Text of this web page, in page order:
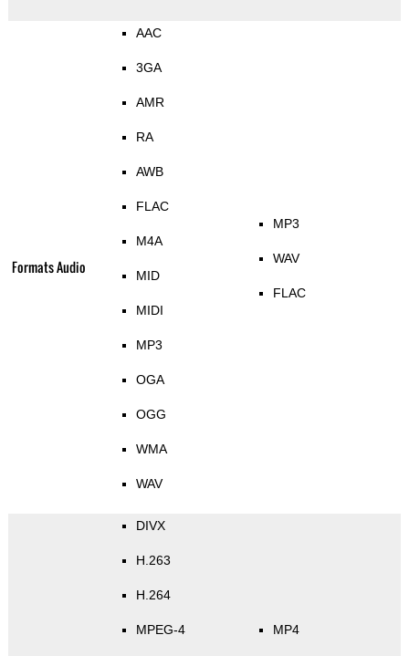
Formats Audio
AAC
3GA
AMR
RA
AWB
FLAC
M4A
MID
MIDI
MP3
OGA
OGG
WMA
WAV
MP3
WAV
FLAC
DIVX
H.263
H.264
MPEG-4 MP4